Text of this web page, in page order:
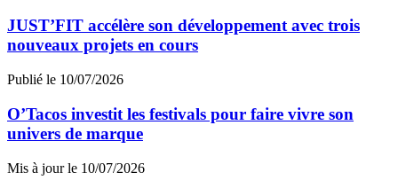
JUST’FIT accélère son développement avec trois
nouveaux projets en cours
Publié le 10/07/2026
O’Tacos investit les festivals pour faire vivre son
univers de marque
Mis à jour le 10/07/2026